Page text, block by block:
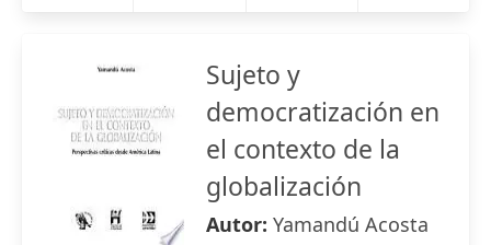
Sujeto y
democratización en
el contexto de la
globalización
Autor: Yamandú Acosta